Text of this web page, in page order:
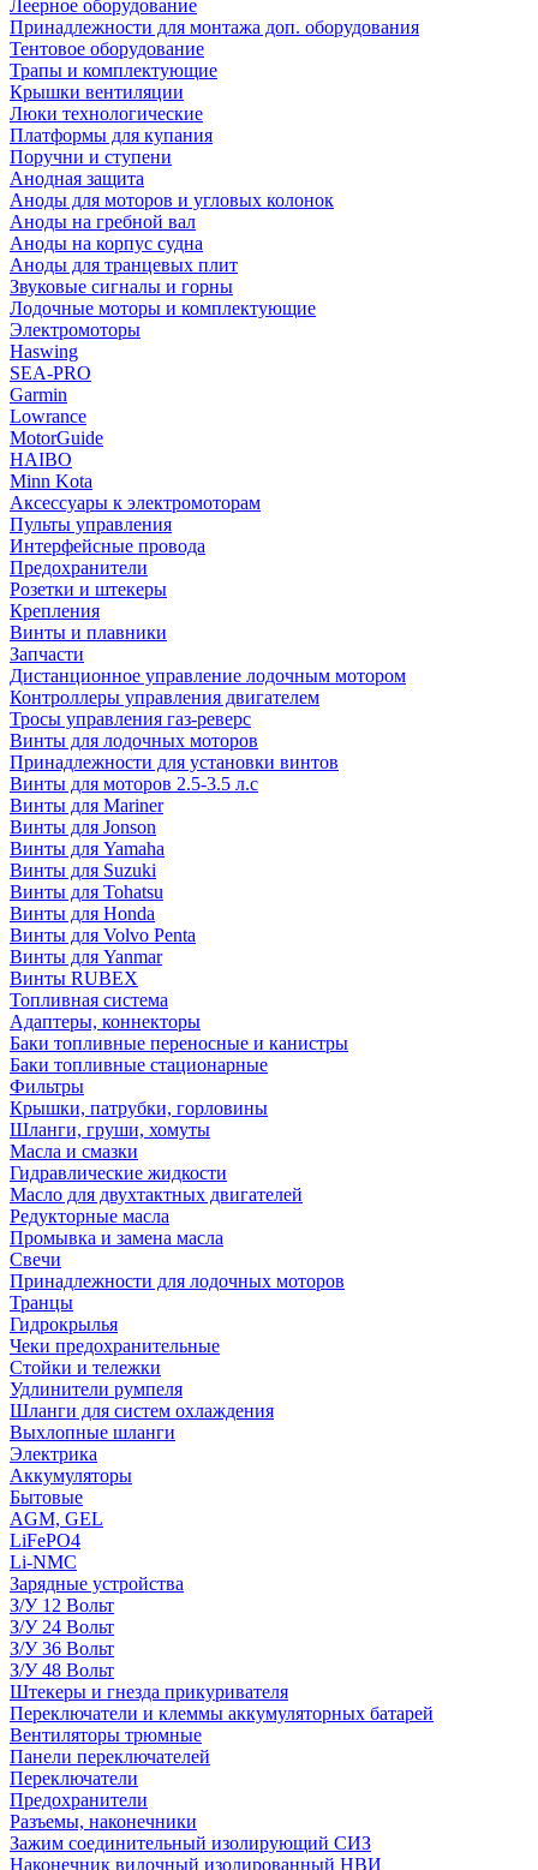
Леерное оборудование
Принадлежности для монтажа доп. оборудования
Тентовое оборудование
Трапы и комплектующие
Крышки вентиляции
Люки технологические
Платформы для купания
Поручни и ступени
Анодная защита
Аноды для моторов и угловых колонок
Аноды на гребной вал
Аноды на корпус судна
Аноды для транцевых плит
Звуковые сигналы и горны
Лодочные моторы и комплектующие
Электромоторы
Haswing
SEA-PRO
Garmin
Lowrance
MotorGuide
HAIBO
Minn Kota
Аксессуары к электромоторам
Пульты управления
Интерфейсные провода
Предохранители
Розетки и штекеры
Крепления
Винты и плавники
Запчасти
Дистанционное управление лодочным мотором
Контроллеры управления двигателем
Тросы управления газ-реверс
Винты для лодочных моторов
Принадлежности для установки винтов
Винты для моторов 2.5-3.5 л.с
Винты для Mariner
Винты для Jonson
Винты для Yamaha
Винты для Suzuki
Винты для Tohatsu
Винты для Honda
Винты для Volvo Penta
Винты для Yanmar
Винты RUBEX
Топливная система
Адаптеры, коннекторы
Баки топливные переносные и канистры
Баки топливные стационарные
Фильтры
Крышки, патрубки, горловины
Шланги, груши, хомуты
Масла и смазки
Гидравлические жидкости
Масло для двухтактных двигателей
Редукторные масла
Промывка и замена масла
Свечи
Принадлежности для лодочных моторов
Транцы
Гидрокрылья
Чеки предохранительные
Стойки и тележки
Удлинители румпеля
Шланги для систем охлаждения
Выхлопные шланги
Электрика
Аккумуляторы
Бытовые
AGM, GEL
LiFePO4
Li-NMC
Зарядные устройства
З/У 12 Вольт
З/У 24 Вольт
З/У 36 Вольт
З/У 48 Вольт
Штекеры и гнезда прикуривателя
Переключатели и клеммы аккумуляторных батарей
Вентиляторы трюмные
Панели переключателей
Переключатели
Предохранители
Разъемы, наконечники
Зажим соединительный изолирующий СИЗ
Наконечник вилочный изолированный НВИ